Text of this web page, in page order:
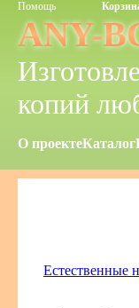
Помощь
ANY-
копий
О проектеКаталог
Естественные